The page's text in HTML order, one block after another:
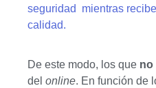
seguridad
mientras
calidad.
De este modo, los que no
del online. En función de